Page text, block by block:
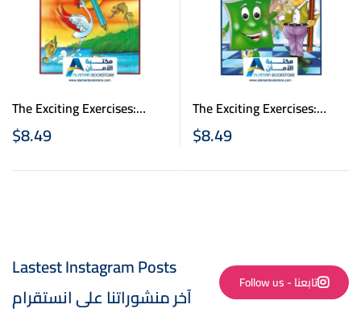
The Exciting Exercises:
Level 1 -التمارين المشوقة –
الجزء الاول
$8.49
The Exciting Exercises:
Level 2 -التمارين المشوقة –
الجزء الثاني
$8.49
Lastest Instagram Posts
آخر منشوراتنا على انستقرام
Follow us - تابعنا